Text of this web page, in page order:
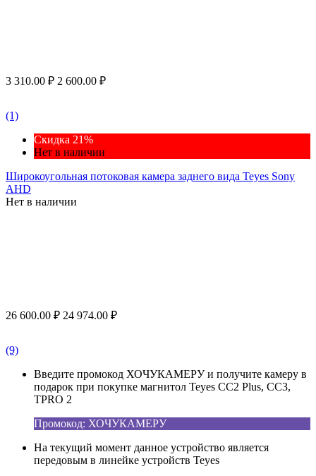
3 310.00 ₽ 2 600.00 ₽
(1)
Скидка 21%
Нет в наличии
Широкоугольная потоковая камера заднего вида Teyes Sony
AHD
Нет в наличии
26 600.00 ₽ 24 974.00 ₽
(9)
Введите промокод ХОЧУКАМЕРУ и получите камеру в
подарок при покупке магнитол Teyes CC2 Plus, CC3,
TPRO 2
Промокод: ХОЧУКАМЕРУ
На текущий момент данное устройство является
передовым в линейке устройств Teyes